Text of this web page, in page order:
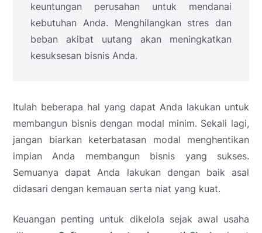
keuntungan perusahan untuk mendanai
kebutuhan Anda. Menghilangkan stres dan
beban akibat uutang akan meningkatkan
kesuksesan bisnis Anda.
Itulah beberapa hal yang dapat Anda lakukan untuk
membangun bisnis dengan modal minim. Sekali lagi,
jangan biarkan keterbatasan modal menghentikan
impian Anda membangun bisnis yang sukses.
Semuanya dapat Anda lakukan dengan baik asal
didasari dengan kemauan serta niat yang kuat.
Keuangan penting untuk dikelola sejak awal usaha